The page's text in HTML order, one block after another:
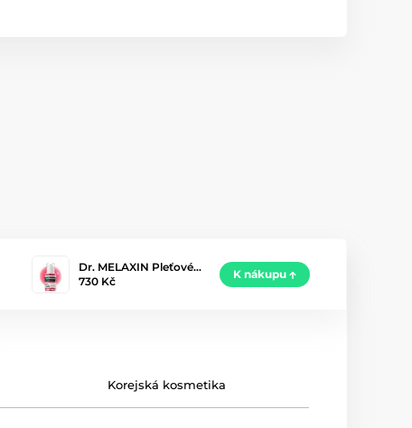
Dr. MELAXIN Pleťové…
730 Kč
K nákupu
Korejská kosmetika